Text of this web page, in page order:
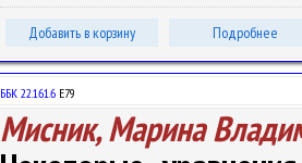
Добавить в корзину Подробнее
ББК 22.161.6 Е79
Мисник, Марина